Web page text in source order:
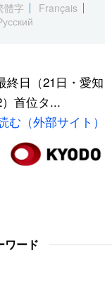
Русский
體字
Français
終日（21日・愛知
首位タ...
む（外部サイト）
ワード